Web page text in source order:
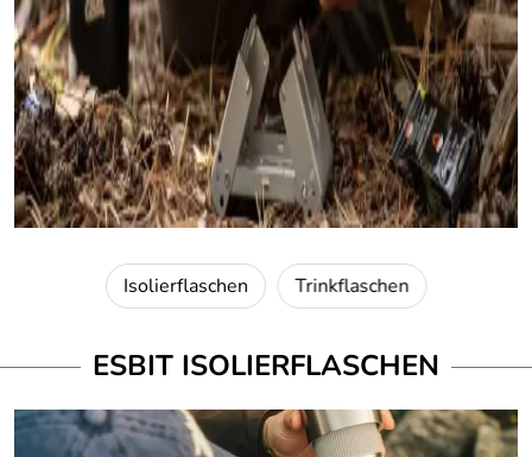
Isolierflaschen Trinkflaschen
ESBIT ISOLIERFLASCHEN